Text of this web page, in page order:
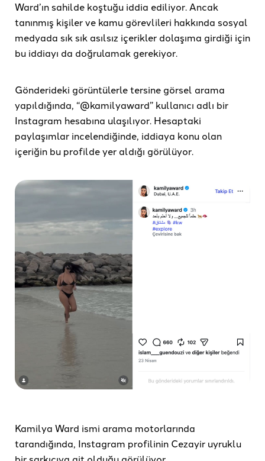
Ward’ın sahilde koştuğu iddia ediliyor. Ancak
tanınmış kişiler ve kamu görevlileri hakkında sosyal
medyada sık sık asılsız içerikler dolaşıma girdiği için
bu iddiayı da doğrulamak gerekiyor.
Gönderideki görüntülerle tersine görsel arama
yapıldığında, “@kamilyaward” kullanıcı adlı bir
Instagram hesabına ulaşılıyor. Hesaptaki
paylaşımlar incelendiğinde, iddiaya konu olan
içeriğin bu profilde yer aldığı görülüyor.
Kamilya Ward ismi arama motorlarında
tarandığında, Instagram profilinin Cezayir uyruklu